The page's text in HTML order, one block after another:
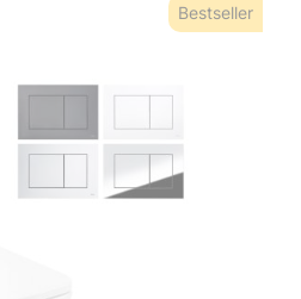
Bestseller